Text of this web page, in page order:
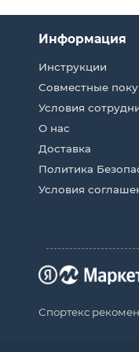
Информация
Инструкции
Совместные
Условия
О нас
Доставка
Политика
Условия
Спортекс